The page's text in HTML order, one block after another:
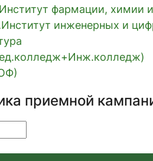
фармации, химии
инженерных и
приемной